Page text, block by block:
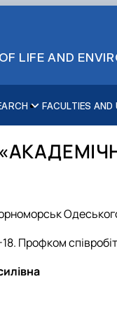
LIFE AND
FACULTIES AND
Профком